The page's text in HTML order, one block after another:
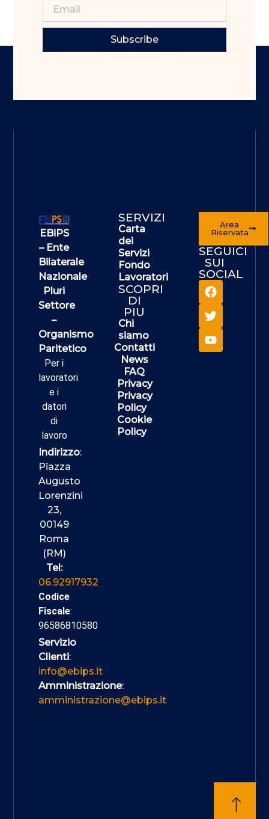
Subscribe
EBiPS
– Ente
Bilaterale
Nazionale
Pluri
Settore
–
Organismo
Paritetico
Per i
lavoratori
e i
datori
di
lavoro
Indirizzo:
Piazza
Augusto
Lorenzini
23,
00149
Roma
(RM)
Tel:
06.92917932
Codice
Fiscale:
96586810580
Servizio
Clienti:
info@ebips.it
Amministrazione:
amministrazione@ebips.it
SERVIZI
Carta
dei
Servizi
Fondo
Lavoratori
SCOPRI
DI
PIU
Chi
siamo
Contatti
News
FAQ
Privacy
Privacy
Policy
Cookie
Policy
Area
Riservata
SEGUICI
SUI
SOCIAL